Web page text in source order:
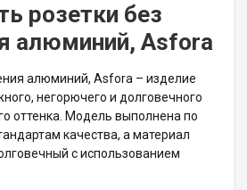
розетки без
алюминий, Asfora
алюминий, Asfora – изделие
негорючего и долговечного
оттенка. Модель выполнена по
качества, а материал
с использованием